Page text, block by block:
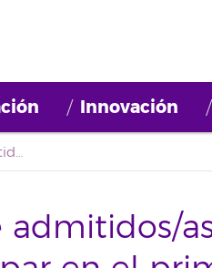
Innovación
Listado definitivo de admitidos/as y reservas para participar en el primer Campus Científico de Verano de la Universidad de La Laguna
admitidos/